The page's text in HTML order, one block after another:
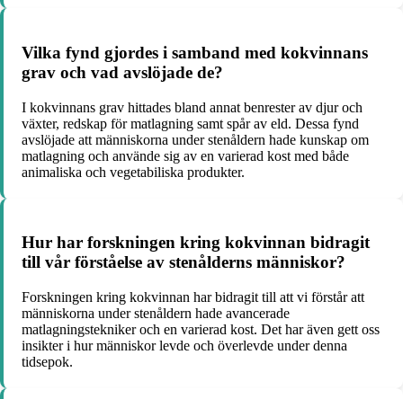
Vilka fynd gjordes i samband med kokvinnans
grav och vad avslöjade de?
I kokvinnans grav hittades bland annat benrester av djur och
växter, redskap för matlagning samt spår av eld. Dessa fynd
avslöjade att människorna under stenåldern hade kunskap om
matlagning och använde sig av en varierad kost med både
animaliska och vegetabiliska produkter.
Hur har forskningen kring kokvinnan bidragit
till vår förståelse av stenålderns människor?
Forskningen kring kokvinnan har bidragit till att vi förstår att
människorna under stenåldern hade avancerade
matlagningstekniker och en varierad kost. Det har även gett oss
insikter i hur människor levde och överlevde under denna
tidsepok.